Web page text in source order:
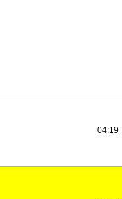
04:19